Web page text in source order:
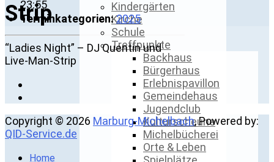
Kindergärten
Kirche
Schule
Treffpunkte
Backhaus
Bürgerhaus
Erlebnispavillon
Gemeindehaus
Jugendclub
Kulturscheune
Michelbücherei
Orte & Leben
Strip
23:55
Terminkategorien:2025
“Ladies Night” – DJ Quentin und
Live-Man-Strip
Copyright © 2026 Marburg-Michelbach, Powered by:
QID-Service.de
Home